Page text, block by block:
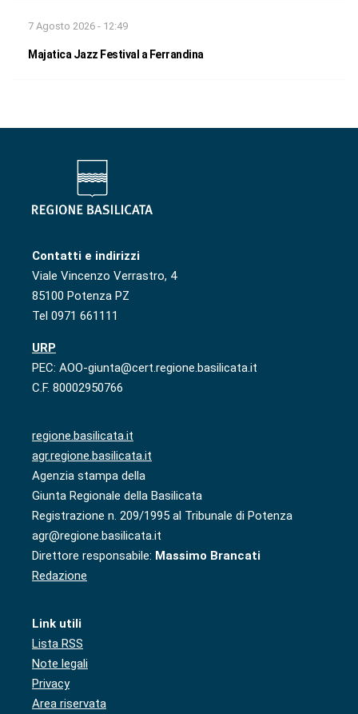
7 Agosto 2026 - 12:49
Majatica Jazz Festival a Ferrandina
Contatti e indirizzi
Viale Vincenzo Verrastro, 4
85100 Potenza PZ
Tel 0971 661111
URP
PEC: AOO-giunta@cert.regione.basilicata.it
C.F. 80002950766
regione.basilicata.it
agr.regione.basilicata.it
Agenzia stampa della
Giunta Regionale della Basilicata
Registrazione n. 209/1995 al Tribunale di Potenza
agr@regione.basilicata.it
Direttore responsabile: Massimo Brancati
Redazione
Link utili
Lista RSS
Note legali
Privacy
Area riservata